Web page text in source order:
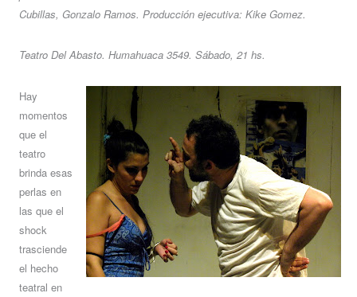
Cubillas, Gonzalo Ramos. Producción ejecutiva: Kike Gomez.
Teatro Del Abasto. Humahuaca 3549. Sábado, 21 hs.
Hay
momentos
que el
teatro
brinda esas
perlas en
las que el
shock
trasciende
el hecho
teatral en